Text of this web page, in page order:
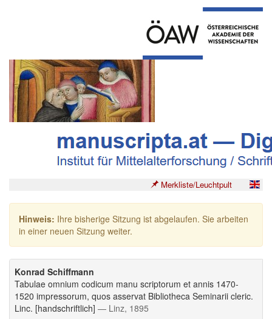
Merkliste/Leuchtpult
Hinweis: Ihre bisherige Sitzung ist abgelaufen. Sie arbeiten
in einer neuen Sitzung weiter.
Konrad Schiffmann
Tabulae omnium codicum manu scriptorum et annis 1470-
1520 impressorum, quos asservat Bibliotheca Seminarii cleric.
Linc. [handschriftlich] — Linz, 1895